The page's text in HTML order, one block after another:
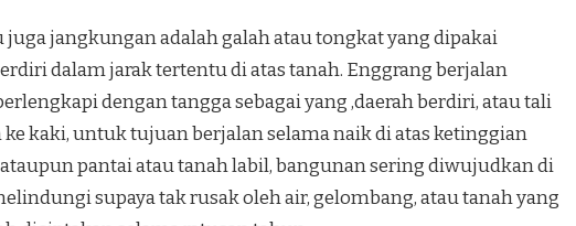
juga jangkungan adalah galah atau tongkat yang dipakai
dalam jarak tertentu di atas tanah. Enggrang berjalan
dengan tangga sebagai yang ,daerah berdiri, atau tali
kaki, untuk tujuan berjalan selama naik di atas ketinggian
pantai atau tanah labil, bangunan sering diwujudkan di
supaya tak rusak oleh air, gelombang, atau tanah yang